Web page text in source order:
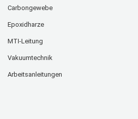
Carbongewebe
Epoxidharze
MTI-Leitung
Vakuumtechnik
Arbeitsanleitungen